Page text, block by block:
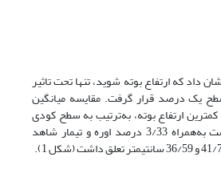
داد که ارتفاع بوته شوید، تنها تحت تاثیر
یک درصد قرار گرفت. مقایسه میانگین
ارتفاع بوته، به‌ترتیب به سطح کودی
6/66 درصد ورمی‌کمپوست به‌همراه 3/33 درصد اوره و تیمار شاهد